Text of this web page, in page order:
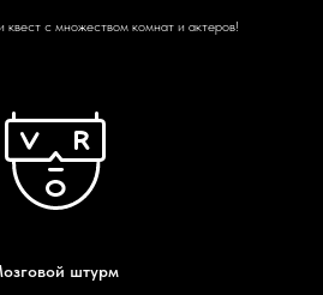
квест с множеством комнат и актеров!
штурм